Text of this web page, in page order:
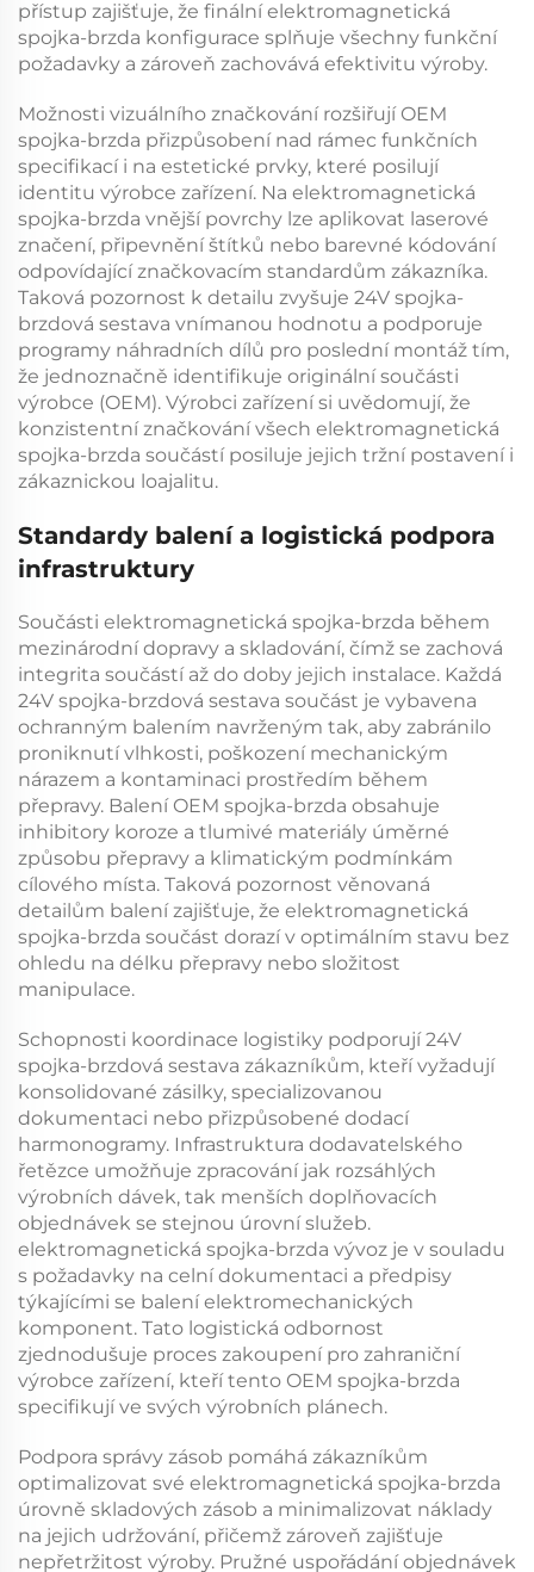
přístup zajišťuje, že finálníelektromagnetická
spojka-brzda konfigurace splňuje všechny funkční
požadavky a zároveň zachovává efektivitu výroby.
Možnosti vizuálního značkování rozšiřují OEM
spojka-brzda přizpůsobení nad rámec funkčních
specifikací i na estetické prvky, které posilují
identitu výrobce zařízení. Na elektromagnetická
spojka-brzda vnější povrchy lze aplikovat laserové
značení, připevnění štítků nebo barevné kódování
odpovídající značkovacím standardům zákazníka.
Taková pozornost k detailu zvyšuje 24V spojka-
brzdová sestava vnímanou hodnotu a podporuje
programy náhradních dílů pro poslední montáž tím,
že jednoznačně identifikuje originální součásti
výrobce (OEM). Výrobci zařízení si uvědomují, že
konzistentní značkování všech elektromagnetická
spojka-brzda součástí posiluje jejich tržní postavení i
zákaznickou loajalitu.
Standardy balení a logistická podpora
infrastruktury
Součásti elektromagnetická spojka-brzda během
mezinárodní dopravy a skladování, čímž se zachová
integrita součástí až do doby jejich instalace. Každá
24V spojka-brzdová sestava součást je vybavena
ochranným balením navrženým tak, aby zabránilo
proniknutí vlhkosti, poškození mechanickým
nárazem a kontaminaci prostředím během
přepravy. Balení OEM spojka-brzda obsahuje
inhibitory koroze a tlumivé materiály úměrné
způsobu přepravy a klimatickým podmínkám
cílového místa. Taková pozornost věnovaná
detailům balení zajišťuje, že elektromagnetická
spojka-brzda součást dorazí v optimálním stavu bez
ohledu na délku přepravy nebo složitost
manipulace.
Schopnosti koordinace logistiky podporují24V
spojka-brzdová sestava zákazníkům, kteří vyžadují
konsolidované zásilky, specializovanou
dokumentaci nebo přizpůsobené dodací
harmonogramy. Infrastruktura dodavatelského
řetězce umožňuje zpracování jak rozsáhlých
výrobních dávek, tak menších doplňovacích
objednávek se stejnou úrovní služeb.
elektromagnetická spojka-brzda vývoz je v souladu
s požadavky na celní dokumentaci a předpisy
týkajícími se balení elektromechanických
komponent. Tato logistická odbornost
zjednodušuje proces zakoupení pro zahraniční
výrobce zařízení, kteří tento OEM spojka-brzda
specifikují ve svých výrobních plánech.
Podpora správy zásob pomáhá zákazníkům
optimalizovat své elektromagnetická spojka-brzda
úrovně skladových zásob a minimalizovat náklady
na jejich udržování, přičemž zároveň zajišťuje
nepřetržitost výroby. Pružné uspořádání objednávek